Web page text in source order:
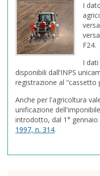
I
F24.
I
disponibili dall’INPS
registrazione al “cassetto
Anche per l'agricoltura
unificazione
introdotto, dal 1° gennaio
1997, n. 314.